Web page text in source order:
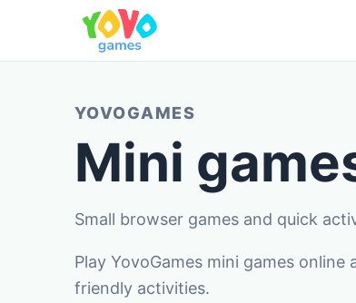
YOVOGAMES
Mini
Small browser games and quick
Play YovoGames mini games
friendly activities.